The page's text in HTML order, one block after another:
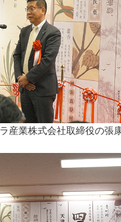
産業株式会社取締役の張